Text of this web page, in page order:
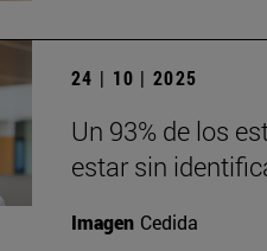
24 | 10 | 2025
Un 93% de los
estar sin
Imagen Cedida